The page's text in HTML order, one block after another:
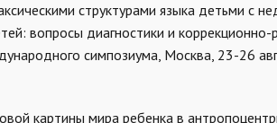
структурами языка детьми с
вопросы диагностики и
симпозиума, Москва, 23-26
картины мира ребенка в